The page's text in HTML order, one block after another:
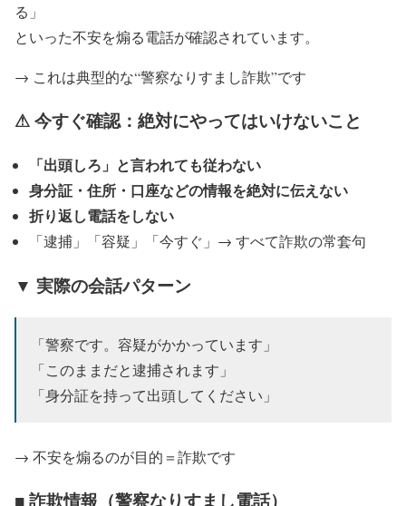
る」
といった不安を煽る電話が確認されています。
→ これは典型的な“警察なりすまし詐欺”です
⚠ 今すぐ確認：絶対にやってはいけないこと
「出頭しろ」と言われても従わない
身分証・住所・口座などの情報を絶対に伝えない
折り返し電話をしない
「逮捕」「容疑」「今すぐ」→ すべて詐欺の常套句
▼ 実際の会話パターン
「警察です。容疑がかかっています」
「このままだと逮捕されます」
「身分証を持って出頭してください」
→ 不安を煽るのが目的＝詐欺です
■ 詐欺情報（警察なりすまし電話）